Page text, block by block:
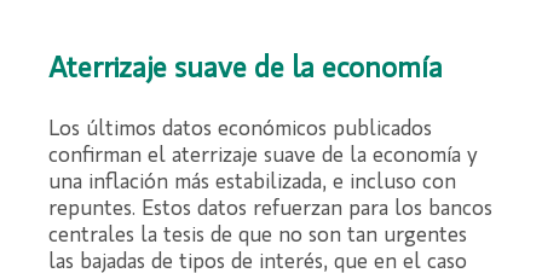
Aterrizaje suave de la economía
Los últimos datos económicos publicados
confirman el aterrizaje suave de la economía y
una inflación más estabilizada, e incluso con
repuntes. Estos datos refuerzan para los bancos
centrales la tesis de que no son tan urgentes
las bajadas de tipos de interés, que en el caso